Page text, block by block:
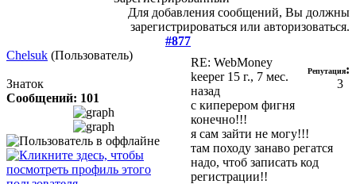
Для добавления сообщений, Вы должны
зарегистрироваться или авторизоваться.
#877
Chelsuk (Пользователь)
Знаток
Сообщений: 101
RE: WebMoney
keeper 15 г., 7 мес.
назад
Репутация:
3
с киперером фигня
конечно!!!
я сам зайти не могу!!!
там походу занаво регатся
надо, чтоб записать код
регистрации!!